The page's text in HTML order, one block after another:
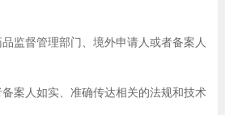
督管理部门、境外申请人或者备案人
人如实、准确传达相关的法规和技术